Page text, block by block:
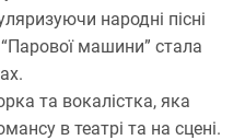
народні пісні
“Парової машини” стала
та вокалістка, яка
в театрі та на сцені.